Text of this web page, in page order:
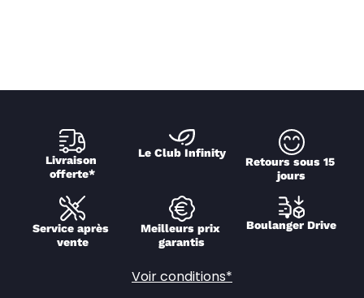
Livraison
offerte*
Le Club Infinity
Retours sous 15
jours
Service après
vente
Meilleurs prix
garantis
Boulanger Drive
Voir conditions*